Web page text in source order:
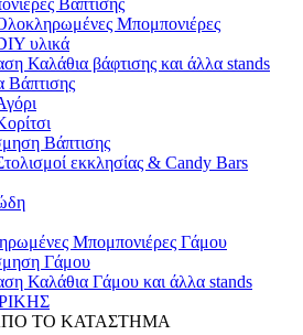
Μπομπονιέρες
υλικά
Καλάθια βάφτισης και άλλα stands
Βάπτισης
Βάπτισης
εκκλησίας & Candy Bars
Μπομπονιέρες Γάμου
Γάμου
Καλάθια Γάμου και άλλα stands
ΤΟ ΚΑΤΑΣΤΗΜΑ